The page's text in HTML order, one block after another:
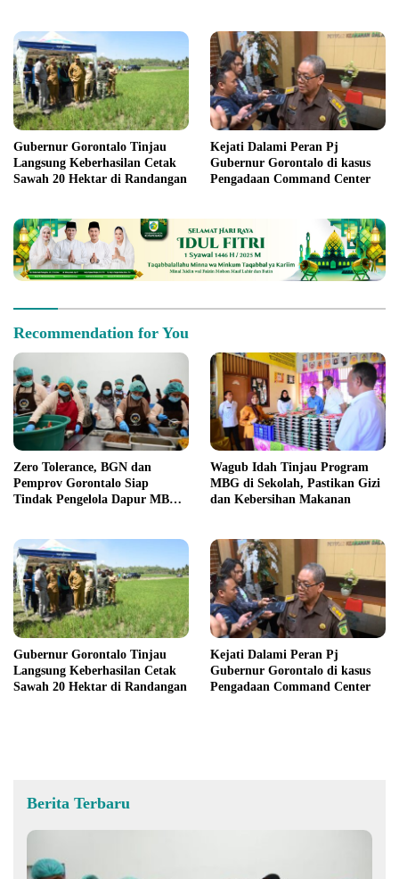
Gubernur Gorontalo Tinjau
Langsung Keberhasilan Cetak
Sawah 20 Hektar di Randangan
Kejati Dalami Peran Pj
Gubernur Gorontalo di kasus
Pengadaan Command Center
Recommendation for You
Zero Tolerance, BGN dan
Pemprov Gorontalo Siap
Tindak Pengelola Dapur MBG
Wagub Idah Tinjau Program
MBG di Sekolah, Pastikan Gizi
dan Kebersihan Makanan
Gubernur Gorontalo Tinjau
Langsung Keberhasilan Cetak
Sawah 20 Hektar di Randangan
Kejati Dalami Peran Pj
Gubernur Gorontalo di kasus
Pengadaan Command Center
Berita Terbaru